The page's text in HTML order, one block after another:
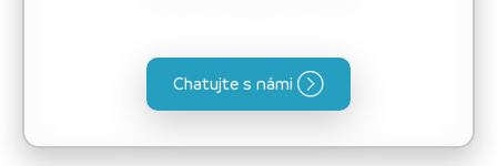
Chatujte s námi